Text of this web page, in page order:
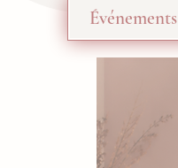
Événements